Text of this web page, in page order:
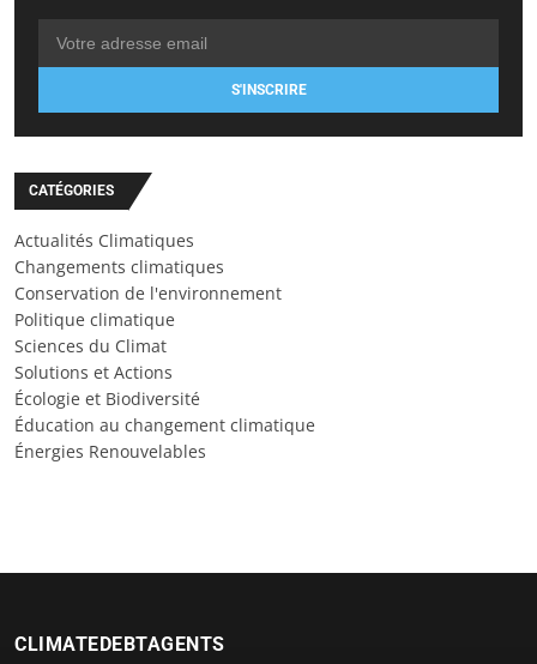
S'INSCRIRE
CATÉGORIES
Actualités Climatiques
Changements climatiques
Conservation de l'environnement
Politique climatique
Sciences du Climat
Solutions et Actions
Écologie et Biodiversité
Éducation au changement climatique
Énergies Renouvelables
CLIMATEDEBTAGENTS